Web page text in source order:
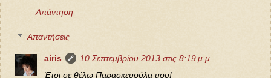
Απάντηση
Απαντήσεις
airis
10 Σεπτεμβρίου 2013 στις 8:19 μ.μ.
Έτσι σε θέλω Παρασκευούλα μου!